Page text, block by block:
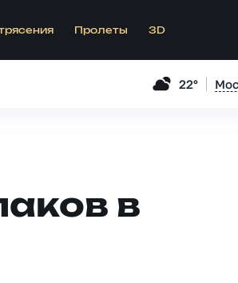
Пролеты 3D
22°
в